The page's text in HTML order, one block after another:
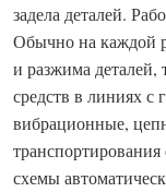
задела деталей.
Обычно на каждой
и разжима деталей,
средств в линиях
вибрационные,
схемы